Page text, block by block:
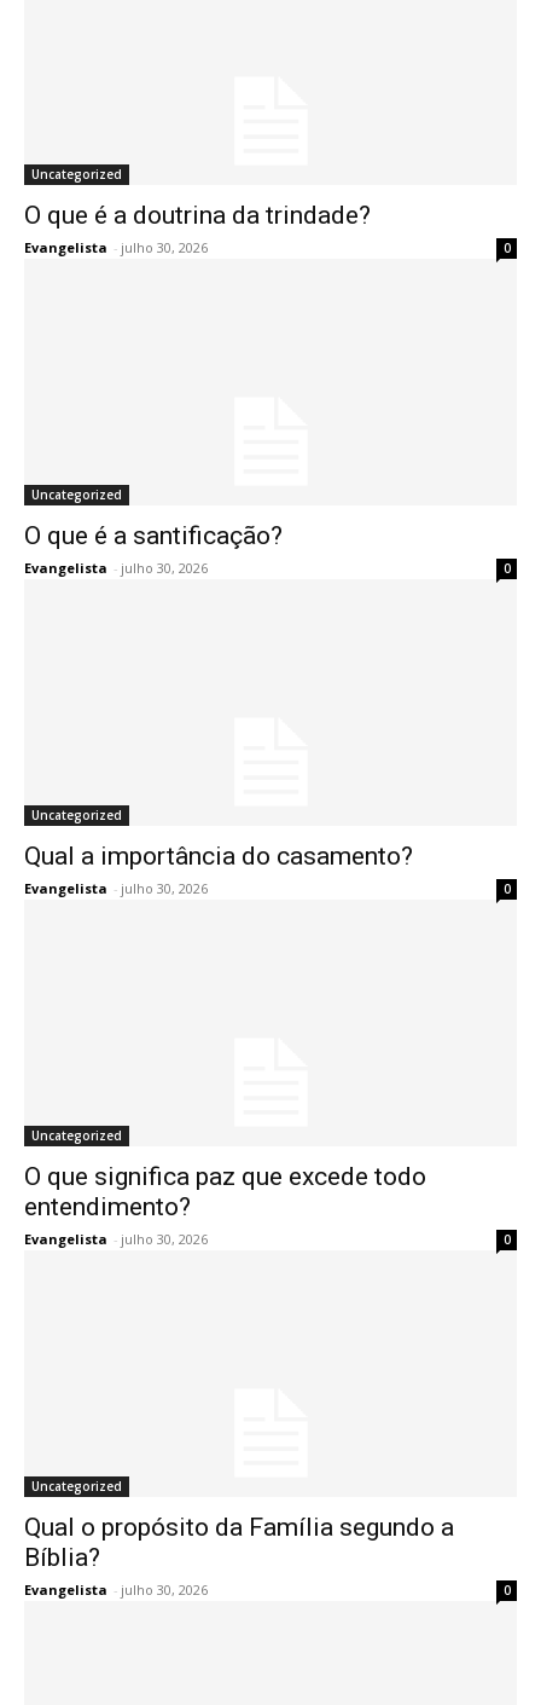
Uncategorized
O que é a doutrina da trindade?
Evangelista - julho 30, 2026 0
Uncategorized
O que é a santificação?
Evangelista - julho 30, 2026 0
Uncategorized
Qual a importância do casamento?
Evangelista - julho 30, 2026 0
Uncategorized
O que significa paz que excede todo
entendimento?
Evangelista - julho 30, 2026 0
Uncategorized
Qual o propósito da Família segundo a
Bíblia?
Evangelista - julho 30, 2026 0